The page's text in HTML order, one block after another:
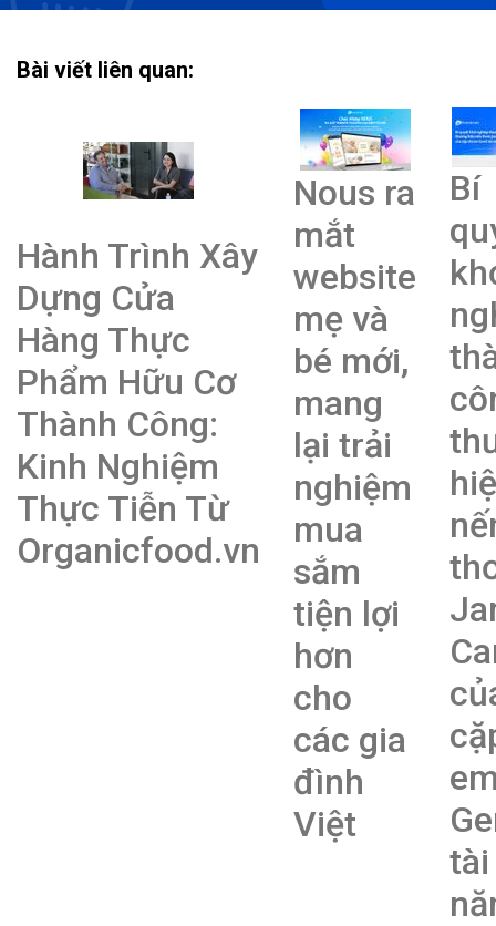
Bài viết liên quan:
Hành Trình Xây
Dựng Cửa
Hàng Thực
Phẩm Hữu Cơ
Thành Công:
Kinh Nghiệm
Thực Tiễn Từ
Organicfood.vn
Nous ra
mắt
website
mẹ và
bé mới,
mang
lại trải
nghiệm
mua
sắm
tiện lợi
hơn
cho
các gia
đình
Việt
Bí
tài